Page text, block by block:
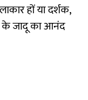
हों या दर्शक,
के जादू का आनंद